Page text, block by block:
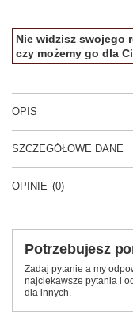
Nie widzisz swojego
czy możemy go dla
OPIS
SZCZEGÓŁOWE DANE
OPINIE (0)
Potrzebujesz
Zadaj pytanie a my
najciekawsze pytania i
dla innych.